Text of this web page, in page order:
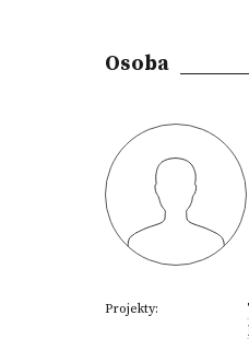
Osoba
Projekty: